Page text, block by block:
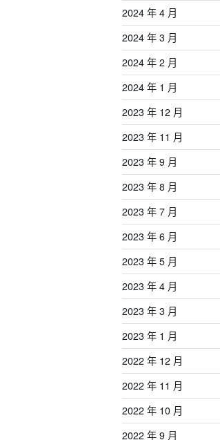
2024 年 4 月
2024 年 3 月
2024 年 2 月
2024 年 1 月
2023 年 12 月
2023 年 11 月
2023 年 9 月
2023 年 8 月
2023 年 7 月
2023 年 6 月
2023 年 5 月
2023 年 4 月
2023 年 3 月
2023 年 1 月
2022 年 12 月
2022 年 11 月
2022 年 10 月
2022 年 9 月